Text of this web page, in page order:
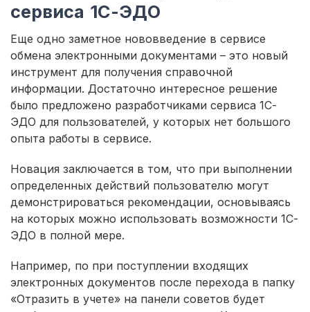
сервиса 1С-ЭДО
Еще одно заметное нововведение в сервисе
обмена электронными документами – это новый
инструмент для получения справочной
информации. Достаточно интересное решение
было предложено разработчиками сервиса 1С-
ЭДО для пользователей, у которых нет большого
опыта работы в сервисе.
Новация заключается в том, что при выполнении
определенных действий пользователю могут
демонстрироваться рекомендации, основываясь
на которых можно использовать возможности 1С-
ЭДО в полной мере.
Например, по при поступлении входящих
электронных документов после перехода в папку
«Отразить в учете» на панели советов будет